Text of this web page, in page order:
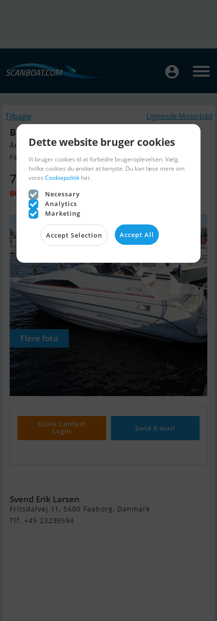
Tilbage Lignende Motorbåd
Bayliner 2255 Ciera
Årgang 1990, Motorbåd til salg
Faaborg, Danmark
70.000 DKK
80.000 DKK
Flere foto
Quick Contact
Login
Send E-mail
Svend Erik Larsen
Fritsdalvej 11, 5600 Faaborg, Danmark
Tlf. +45 23239594
Dette website bruger cookies
Vi bruger cookies til at forbedre brugeroplevelsen. Vælg
hvilke cookies du ønsker at benytte. Du kan læse mere om
vores Cookiepolitik her.
Necessary
Analytics
Marketing
Accept Selection Accept All